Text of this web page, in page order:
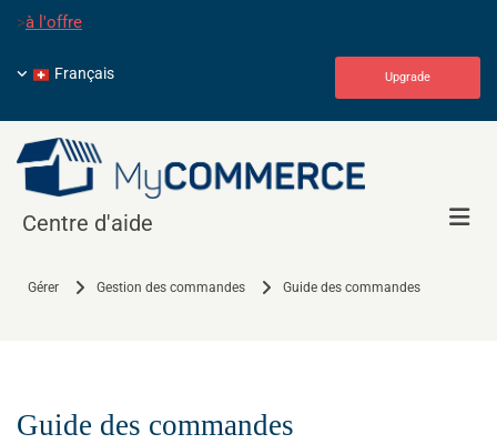
>à l'offre
Upgrade
Français
Centre d'aide
Gérer Gestion des commandes Guide des commandes
Guide des commandes